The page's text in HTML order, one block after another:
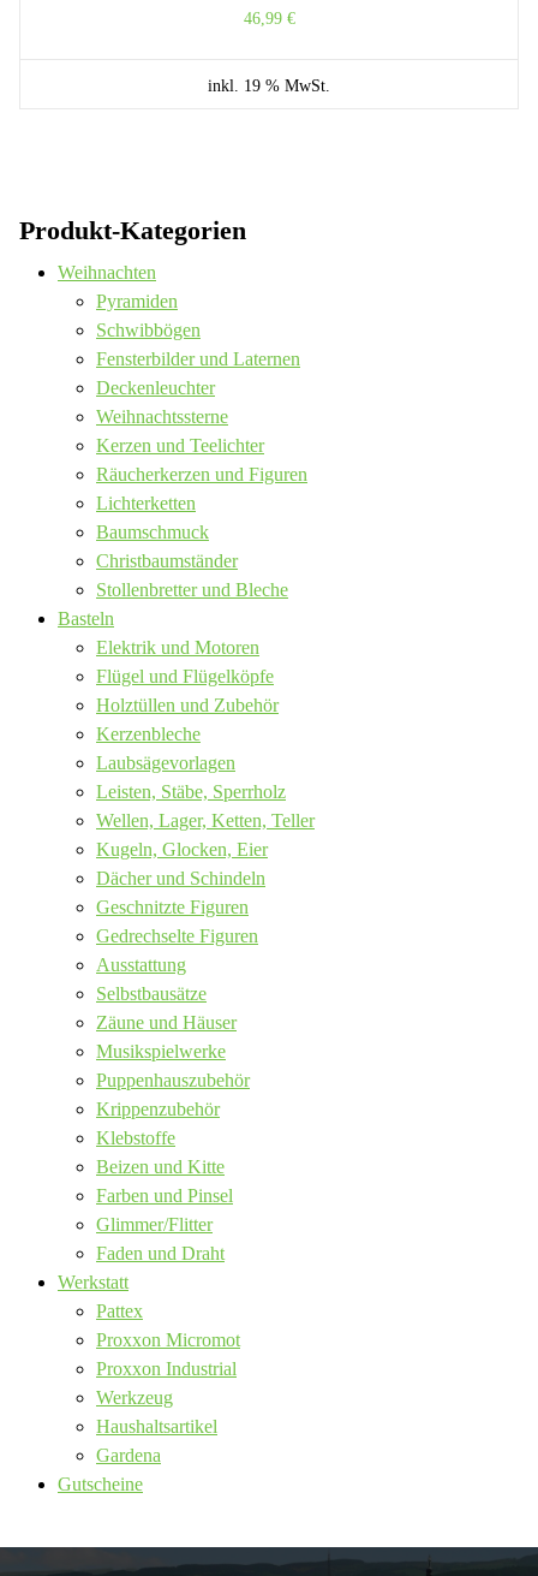
46,99 €
inkl. 19 % MwSt.
Produkt-Kategorien
Weihnachten
Pyramiden
Schwibbögen
Fensterbilder und Laternen
Deckenleuchter
Weihnachtssterne
Kerzen und Teelichter
Räucherkerzen und Figuren
Lichterketten
Baumschmuck
Christbaumständer
Stollenbretter und Bleche
Basteln
Elektrik und Motoren
Flügel und Flügelköpfe
Holztüllen und Zubehör
Kerzenbleche
Laubsägevorlagen
Leisten, Stäbe, Sperrholz
Wellen, Lager, Ketten, Teller
Kugeln, Glocken, Eier
Dächer und Schindeln
Geschnitzte Figuren
Gedrechselte Figuren
Ausstattung
Selbstbausätze
Zäune und Häuser
Musikspielwerke
Puppenhauszubehör
Krippenzubehör
Klebstoffe
Beizen und Kitte
Farben und Pinsel
Glimmer/Flitter
Faden und Draht
Werkstatt
Pattex
Proxxon Micromot
Proxxon Industrial
Werkzeug
Haushaltsartikel
Gardena
Gutscheine